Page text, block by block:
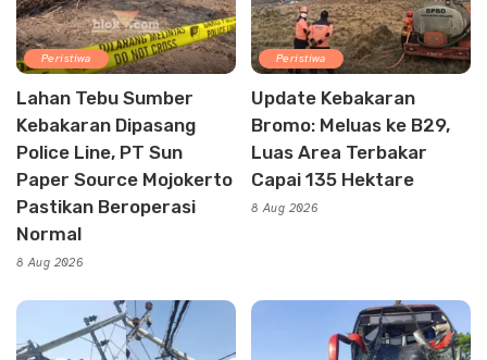
Peristiwa
Lahan Tebu Sumber
Kebakaran Dipasang
Police Line, PT Sun
Paper Source Mojokerto
Pastikan Beroperasi
Normal
8 Aug 2026
Peristiwa
Update Kebakaran
Bromo: Meluas ke B29,
Luas Area Terbakar
Capai 135 Hektare
8 Aug 2026